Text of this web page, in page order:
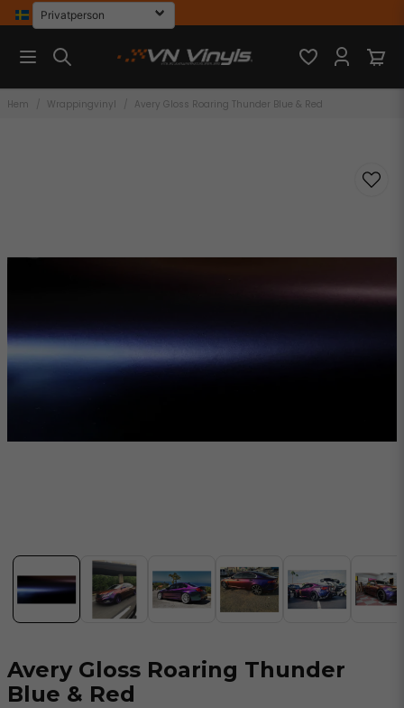
Hem Wrappingvinyl Avery Gloss Roaring Thunder Blue & Red
Avery Gloss Roaring Thunder
Blue & Red